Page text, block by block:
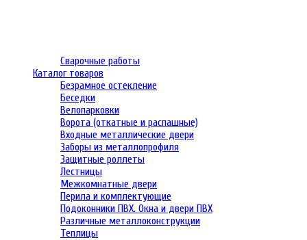
Сварочные работы
Каталог товаров
Безрамное остекление
Беседки
Велопарковки
Ворота (откатные и распашные)
Входные металлические двери
Заборы из металлопрофиля
Защитные роллеты
Лестницы
Межкомнатные двери
Перила и комплектующие
Подоконники ПВХ. Окна и двери ПВХ
Различные металлоконструкции
Теплицы